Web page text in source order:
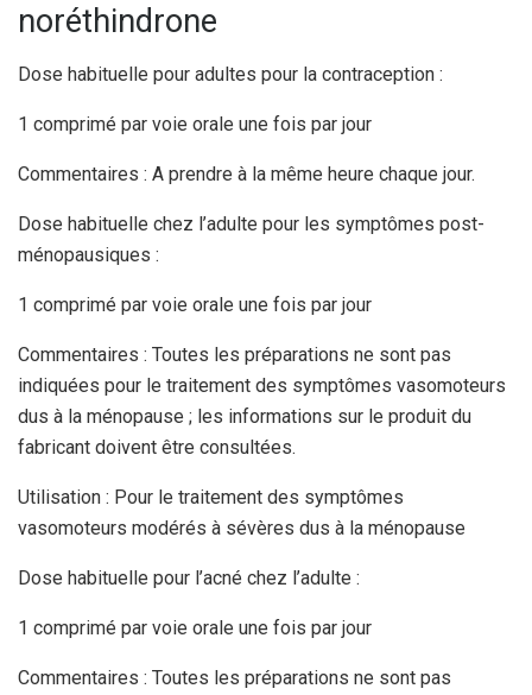
noréthindrone
Dose habituelle pour adultes pour la contraception :
1 comprimé par voie orale une fois par jour
Commentaires : A prendre à la même heure chaque jour.
Dose habituelle chez l’adulte pour les symptômes post-
ménopausiques :
1 comprimé par voie orale une fois par jour
Commentaires : Toutes les préparations ne sont pas
indiquées pour le traitement des symptômes vasomoteurs
dus à la ménopause ; les informations sur le produit du
fabricant doivent être consultées.
Utilisation : Pour le traitement des symptômes
vasomoteurs modérés à sévères dus à la ménopause
Dose habituelle pour l’acné chez l’adulte :
1 comprimé par voie orale une fois par jour
Commentaires : Toutes les préparations ne sont pas